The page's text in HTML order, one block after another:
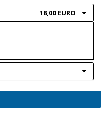
18,00 EURO